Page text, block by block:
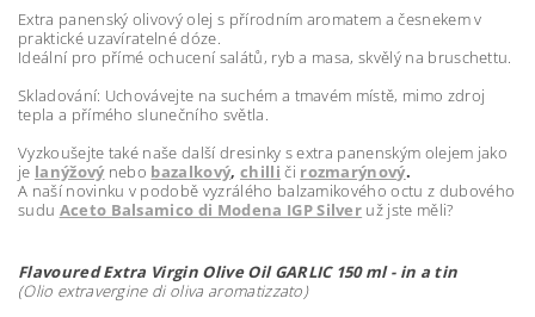
Extra panenský olivový olej s přírodním aromatem a česnekem v
praktické uzavíratelné dóze.
Ideální pro přímé ochucení salátů, ryb a masa, skvělý na bruschettu.
Skladování: Uchovávejte na suchém a tmavém místě, mimo zdroj
tepla a přímého slunečního světla.
Vyzkoušejte také naše další dresinky s extra panenským olejem jako
je lanýžový nebo bazalkový, chilli či rozmarýnový.
A naší novinku v podobě vyzrálého balzamikového octu z dubového
sudu Aceto Balsamico di Modena IGP Silver už jste měli?
Flavoured Extra Virgin Olive Oil GARLIC 150 ml - in a tin
(Olio extravergine di oliva aromatizzato)